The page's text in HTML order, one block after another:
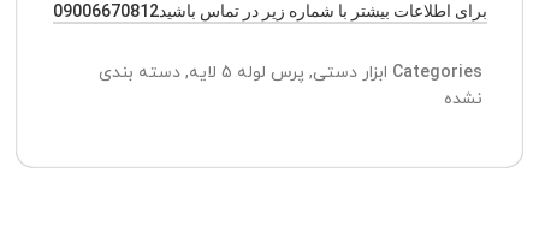
برای اطلاعات بیشتر با شماره زیر در تماس باشید09006670812
Categories ابزار دستی, پرس لوله 5 لایه , دسته بندی
نشده